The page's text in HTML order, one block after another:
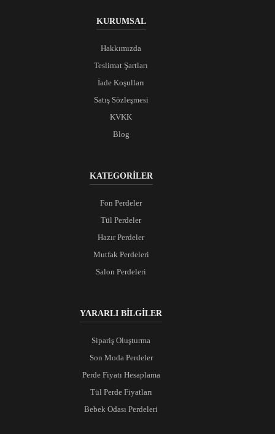
KURUMSAL
Hakkımızda
Teslimat Şartları
İade Koşulları
Satış Sözleşmesi
KVKK
Blog
KATEGORİLER
Fon Perdeler
Tül Perdeler
Hazır Perdeler
Mutfak Perdeleri
Salon Perdeleri
YARARLI BİLGİLER
Sipariş Oluşturma
Son Moda Perdeler
Perde Fiyatı Hesaplama
Tül Perde Fiyatları
Bebek Odası Perdeleri